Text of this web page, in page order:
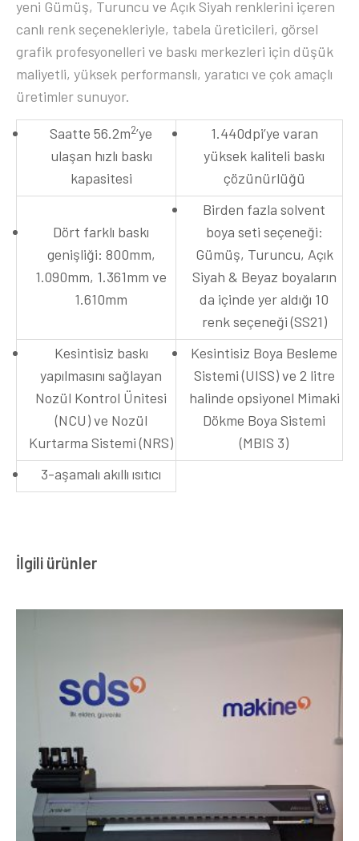
yeni Gümüş, Turuncu ve Açık Siyah renklerini içeren
canlı renk seçenekleriyle, tabela üreticileri, görsel
grafik profesyonelleri ve baskı merkezleri için düşük
maliyetli, yüksek performanslı, yaratıcı ve çok amaçlı
üretimler sunuyor.
Saatte 56.2m2’ye
ulaşan hızlı baskı
kapasitesi
1.440dpi’ye varan
yüksek kaliteli baskı
çözünürlüğü
Dört farklı baskı
genişliği: 800mm,
1.090mm, 1.361mm ve
1.610mm
Birden fazla solvent
boya seti seçeneği:
Gümüş, Turuncu, Açık
Siyah & Beyaz boyaların
da içinde yer aldığı 10
renk seçeneği (SS21)
Kesintisiz baskı
yapılmasını sağlayan
Nozül Kontrol Ünitesi
(NCU) ve Nozül
Kurtarma Sistemi (NRS)
Kesintisiz Boya Besleme
Sistemi (UISS) ve 2 litre
halinde opsiyonel Mimaki
Dökme Boya Sistemi
(MBIS 3)
3-aşamalı akıllı ısıtıcı
İlgili ürünler